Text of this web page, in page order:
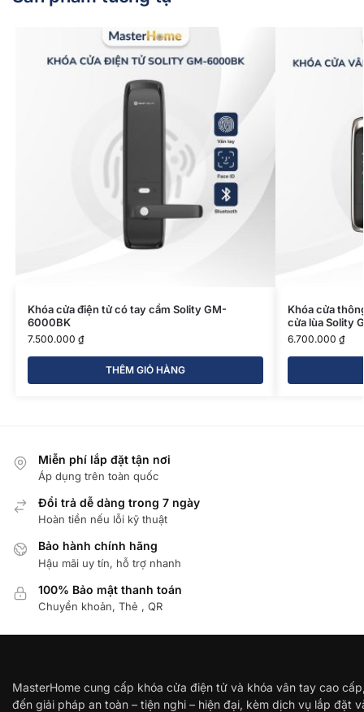
Khóa cửa điện tử có tay cầm Solity GM-
6000BK
7.500.000 ₫
THÊM GIỎ HÀNG
Khóa cửa
cửa lùa Solity
6.700.000 ₫
Miễn phí lắp đặt tận nơi
Áp dụng trên toàn quốc
Đổi trả dễ dàng trong 7 ngày
Hoàn tiền nếu lỗi kỹ thuật
Bảo hành chính hãng
Hậu mãi uy tín, hỗ trợ nhanh
100% Bảo mật thanh toán
Chuyển khoản, Thẻ , QR
MasterHome cung cấp khóa cửa điện tử và khóa vân tay cao
đến giải pháp an toàn – tiện nghi – hiện đại, kèm dịch vụ lắp đặt